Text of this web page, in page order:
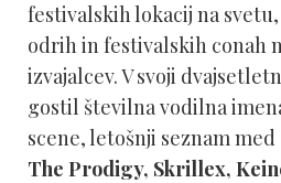
festivalskih lokacij na
odrih in festivalskih conah
izvajalcev. V svoji
gostil številna vodilna
scene, letošnji seznam
The Prodigy, Skrillex,